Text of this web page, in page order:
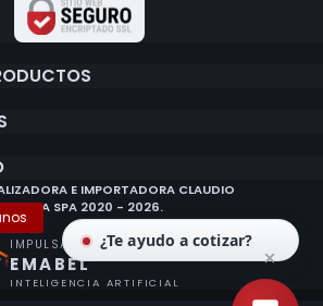
E IMPORTADORA CLAUDIO
SPA 2020 - 2026.
IMPULSADO POR
EMABEL
INTELIGENCIA ARTIFICIAL
¿Te ayudo a cotizar?